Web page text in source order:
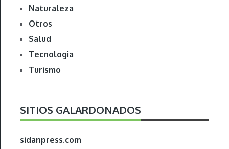
Naturaleza
Otros
Salud
Tecnologia
Turismo
SITIOS GALARDONADOS
sidanpress.com